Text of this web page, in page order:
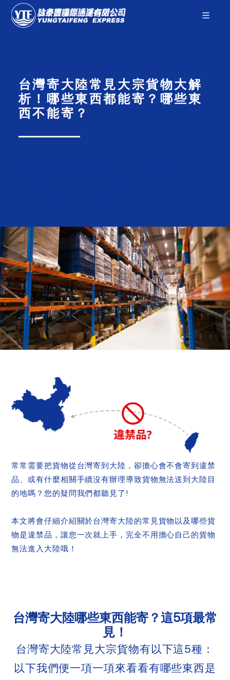
台灣寄大陸常見大宗貨物大解
析！哪些東西都能寄？哪些東
西不能寄？
常常需要把貨物從台灣寄到大陸，卻擔心會不會寄到違禁
品、或有什麼相關手續沒有辦理導致貨物無法送到大陸目
的地嗎？您的疑問我們都聽見了!
本文將會仔細介紹關於台灣寄大陸的常見貨物以及哪些貨
物是違禁品，讓您一次就上手，完全不用擔心自己的貨物
無法進入大陸哦！
台灣寄大陸哪些東西能寄？這5項最常
見！
台灣寄大陸常見大宗貨物有以下這5種：
以下我們便一項一項來看看有哪些東西是